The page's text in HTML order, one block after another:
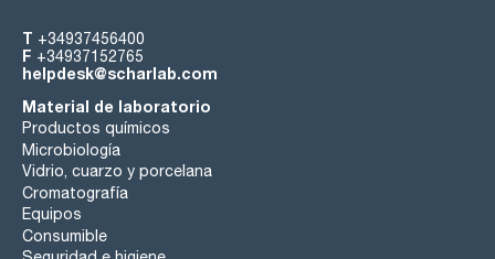
T +34937456400
F +34937152765
helpdesk@scharlab.com
Material de laboratorio
Productos químicos
Microbiología
Vidrio, cuarzo y porcelana
Cromatografía
Equipos
Consumible